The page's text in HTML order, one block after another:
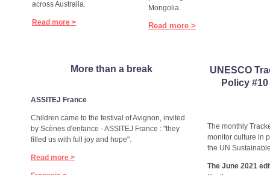
across Australia.
Read more >
Mongolia.
Read more >
More than a break
ASSITEJ France
Children came to the festival of Avignon, invited
by Scènes d'enfance - ASSITEJ France : "they
filled us with full joy and hope".
Read more >
UNESCO
Policy
The monthly
monitor culture in
the UN
The June 2021